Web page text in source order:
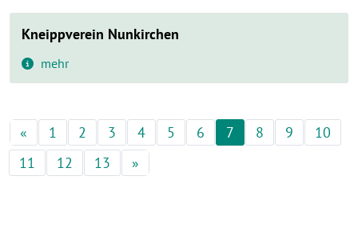
Kneippverein Nunkirchen
mehr
« Vorherige
1 2 3 4 5 6 7 8 9
10
11
12 13 »